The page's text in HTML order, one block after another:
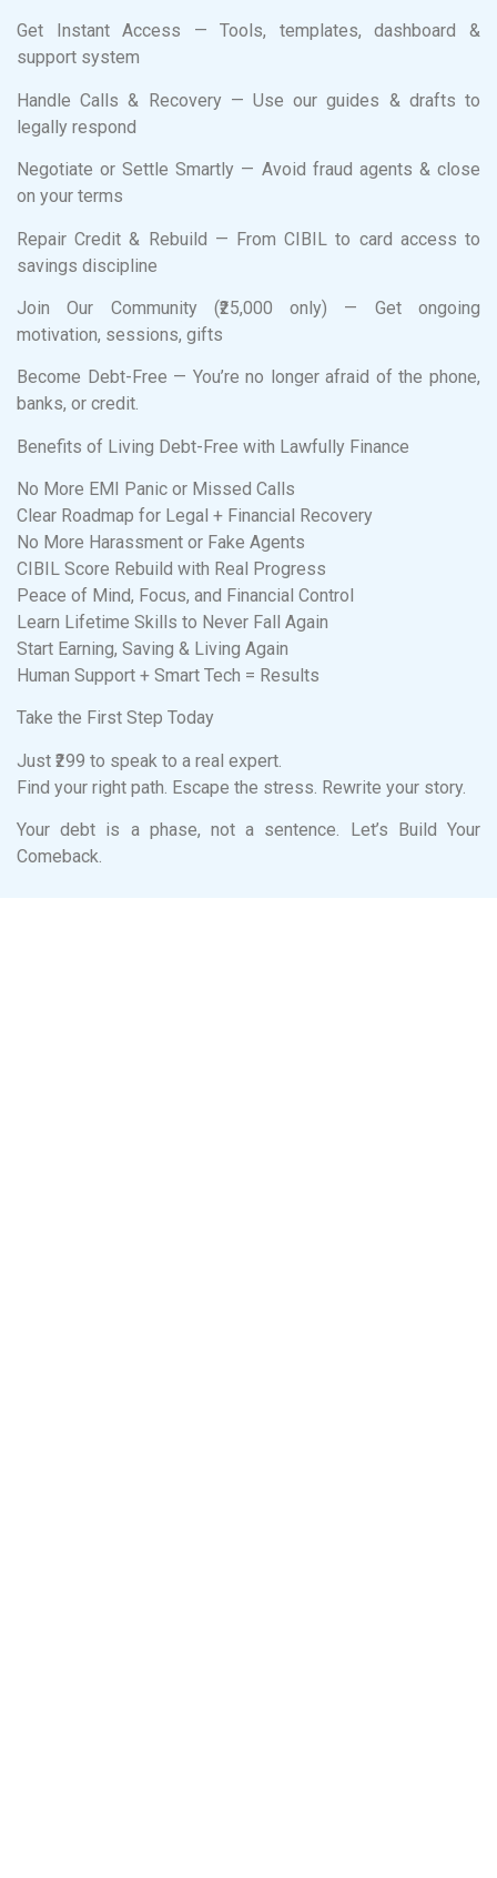
Get Instant Access — Tools, templates, dashboard &
support system
Handle Calls & Recovery — Use our guides & drafts to
legally respond
Negotiate or Settle Smartly — Avoid fraud agents & close
on your terms
Repair Credit & Rebuild — From CIBIL to card access to
savings discipline
Join Our Community (₹25,000 only) — Get ongoing
motivation, sessions, gifts
Become Debt-Free — You’re no longer afraid of the phone,
banks, or credit.
Benefits of Living Debt-Free with Lawfully Finance
No More EMI Panic or Missed Calls
Clear Roadmap for Legal + Financial Recovery
No More Harassment or Fake Agents
CIBIL Score Rebuild with Real Progress
Peace of Mind, Focus, and Financial Control
Learn Lifetime Skills to Never Fall Again
Start Earning, Saving & Living Again
Human Support + Smart Tech = Results
Take the First Step Today
Just ₹299 to speak to a real expert.
Find your right path. Escape the stress. Rewrite your story.
Your debt is a phase, not a sentence. Let’s Build Your
Comeback.